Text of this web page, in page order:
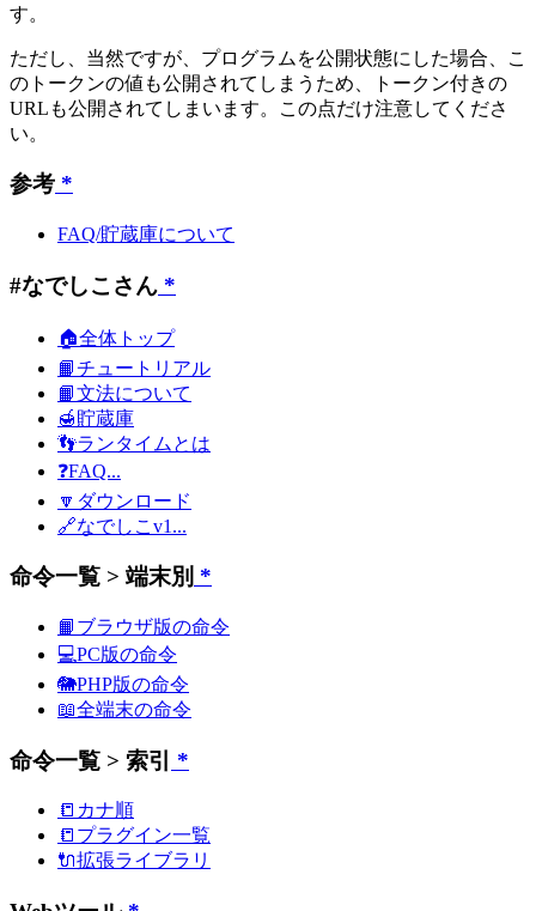
す。
ただし、当然ですが、プログラムを公開状態にした場合、こ
のトークンの値も公開されてしまうため、トークン付きの
URLも公開されてしまいます。この点だけ注意してくださ
い。
参考 *
FAQ/貯蔵庫について
#なでしこさん *
🏠全体トップ
📙チュートリアル
📙文法について
🍯貯蔵庫
👣ランタイムとは
❓FAQ...
🔽ダウンロード
🔗なでしこv1...
命令一覧 > 端末別 *
📙ブラウザ版の命令
💻PC版の命令
🐘PHP版の命令
📖全端末の命令
命令一覧 > 索引 *
📒カナ順
📒プラグイン一覧
🔌拡張ライブラリ